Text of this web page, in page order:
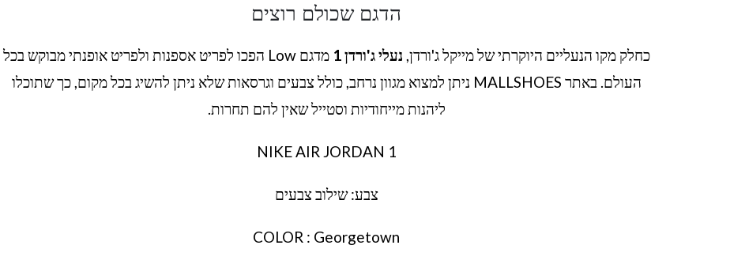
הדגם שכולם רוצים
כחלק מקו הנעליים היוקרתי של מייקל ג'ורדן, נעלי ג'ורדן 1
מדגם Low הפכו לפריט אספנות ולפריט אופנתי מבוקש בכל
העולם. באתר MALLSHOES ניתן למצוא מגוון נרחב, כולל צבעים וגרסאות שלא ניתן להשיג בכל מקום, כך שתוכלו
ליהנות מייחודיות וסטייל שאין להם תחרות.
NIKE AIR JORDAN 1
צבע: שילוב צבעים
COLOR : Georgetown